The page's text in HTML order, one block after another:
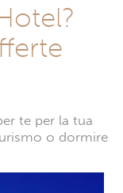
te per la tua
o dormire